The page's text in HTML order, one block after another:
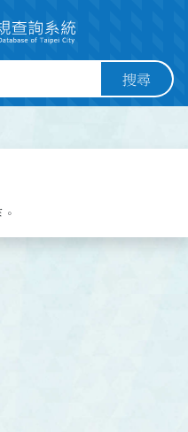
搜尋